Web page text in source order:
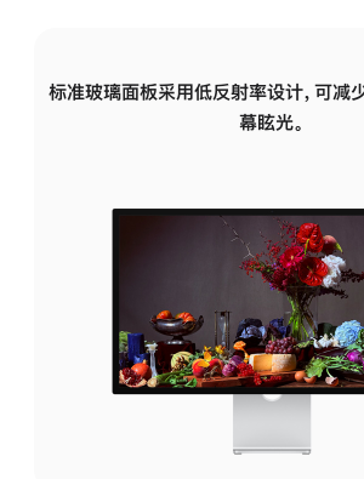
标准玻璃面板采用低反射率设计，可减
幕眩光。